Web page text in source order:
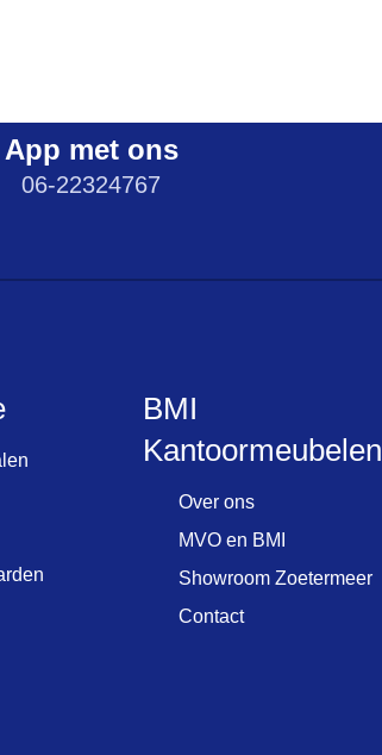
App met ons
06-22324767
BMI
Kantoormeubelen
Over ons
MVO en BMI
Showroom Zoetermeer
Contact